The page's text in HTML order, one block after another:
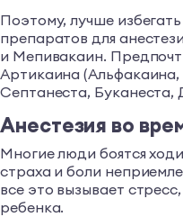
Поэтому, лучше
препаратов для
и Мепивакаин.
Артикаина
Септанеста, Буканеста,
Анестезия во
Многие люди боятся
страха и боли
все это вызывает
ребенка.